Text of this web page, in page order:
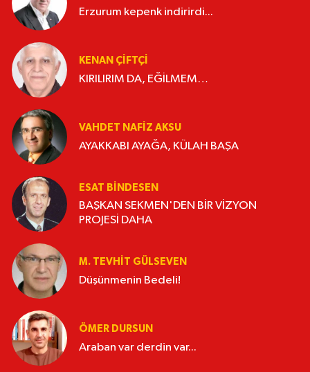
Erzurum kepenk indirirdi...
KENAN ÇİFTÇİ
KIRILIRIM DA, EĞİLMEM…
VAHDET NAFIZ AKSU
AYAKKABI AYAĞA, KÜLAH BAŞA
ESAT BİNDESEN
BAŞKAN SEKMEN'DEN BİR VİZYON
PROJESİ DAHA
M. TEVHIT GÜLSEVEN
Düşünmenin Bedeli!
ÖMER DURSUN
Araban var derdin var...